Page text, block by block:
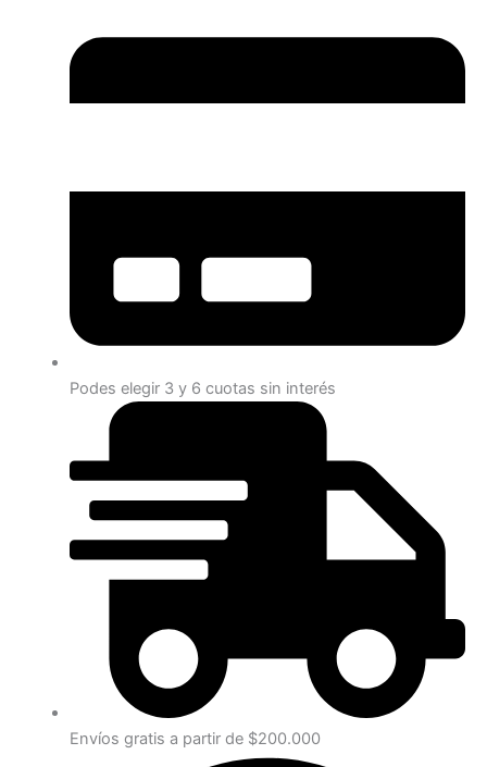
Podes elegir 3 y 6 cuotas sin interés
Envíos gratis a partir de $200.000